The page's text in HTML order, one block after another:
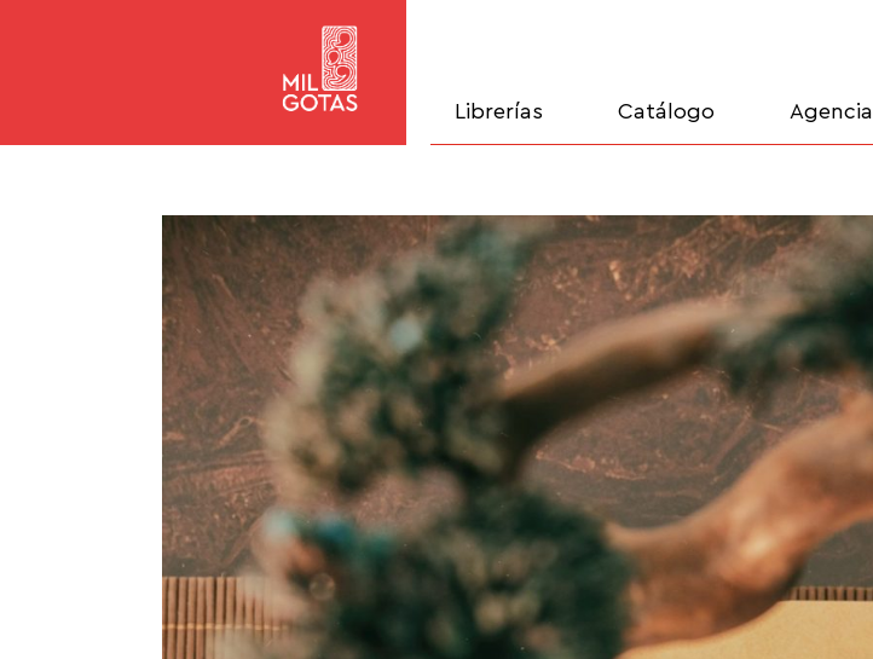
Librerías Catálogo Agencia